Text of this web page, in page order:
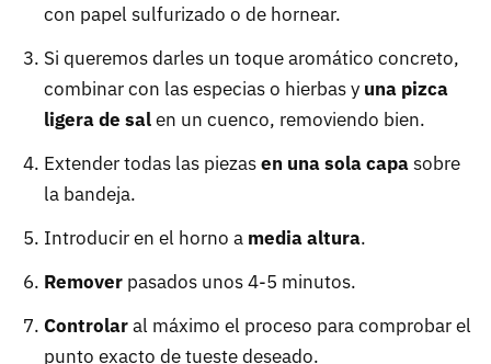
con papel sulfurizado o de hornear.
Si queremos darles un toque aromático concreto,
combinar con las especias o hierbas y una pizca
ligera de salen un cuenco, removiendo bien.
Extender todas las piezasen una sola capasobre
la bandeja.
Introducir en el horno a media altura.
Remover pasados unos 4-5 minutos.
Controlaral máximo el proceso para comprobar el
punto exacto de tueste deseado.